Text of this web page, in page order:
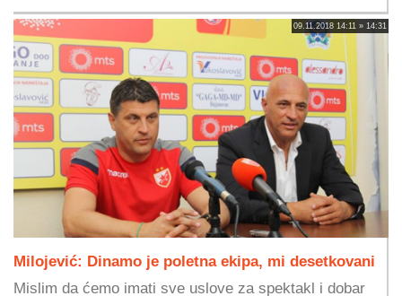
09.11.2018 14:11 » 14:31
Milojević: Dinamo je poletna ekipa, mi desetkovani
Mislim da ćemo imati sve uslove za spektakl i dobar